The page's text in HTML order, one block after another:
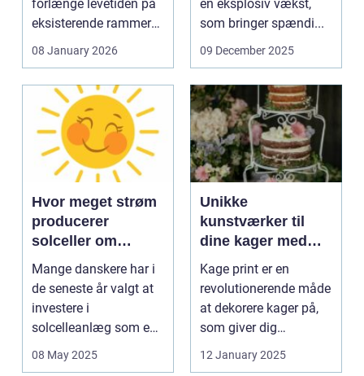
forlænge levetiden på
eksisterende rammer
og glas med ...
08 January 2026
en eksplosiv vækst,
som bringer spændi...
09 December 2025
Hvor meget strøm
producerer
solceller om
vinteren?
Mange danskere har i
de seneste år valgt at
investere i
solcelleanlæg som en
bæred...
08 May 2025
Unikke
kunstværker til
dine kager med
kage print
Kage print er en
revolutionerende måde
at dekorere kager på,
som giver dig
mulighed for ...
12 January 2025